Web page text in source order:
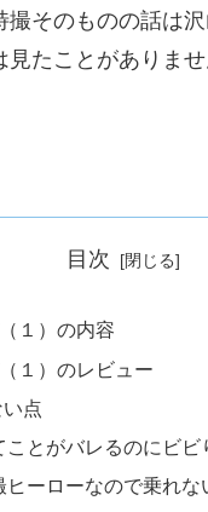
そのものの話は
たことがありま
目次
１）の内容
１）のレビュー
点
ことがバレるのにビビ
ヒーローなので乗れな